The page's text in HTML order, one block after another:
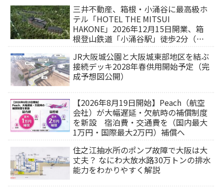
三井不動産、箱根・小涌谷に最高級ホ
テル「HOTEL THE MITSUI
HAKONE」2026年12月15日開業、箱
根登山鉄道「小涌谷駅」徒歩2分（旅
JR大阪城公園と大阪城東部地区を結ぶ
接続デッキ2028年春供用開始予定（完
成予想図公開）
【2026年8月19日開始】Peach（航空
会社）が大幅遅延・欠航時の補償制度
を新設 宿泊費・交通費を（国内最大
1万円・国際最大2万円）補償へ
住之江抽水所のポンプ故障で大阪は大
丈夫？ なにわ大放水路30万トンの排水
能力をわかりやすく解説